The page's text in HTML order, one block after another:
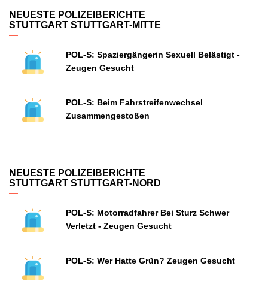
NEUESTE POLIZEIBERICHTE
STUTTGART STUTTGART-MITTE
POL-S: Spaziergängerin Sexuell Belästigt -
Zeugen Gesucht
POL-S: Beim Fahrstreifenwechsel
Zusammengestoßen
NEUESTE POLIZEIBERICHTE
STUTTGART STUTTGART-NORD
POL-S: Motorradfahrer Bei Sturz Schwer
Verletzt - Zeugen Gesucht
POL-S: Wer Hatte Grün? Zeugen Gesucht